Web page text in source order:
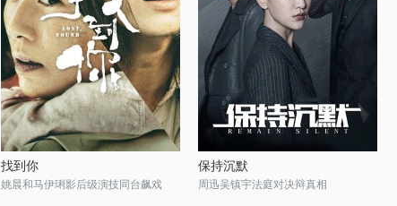
找到你
姚晨和马伊琍影后级演技同台飙戏
保持沉默
周迅吴镇宇法庭对决辩真相